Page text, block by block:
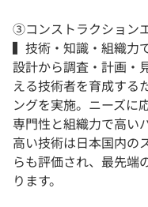
③コンストラクション
▍技術・知識・組織力
設計から調査・計画・
える技術者を育成する
ングを実施。ニーズに
専門性と組織力で高い
高い技術は日本国内の
らも評価され、最先端
ります。